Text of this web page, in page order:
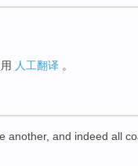
人工翻译 。
another, and indeed all